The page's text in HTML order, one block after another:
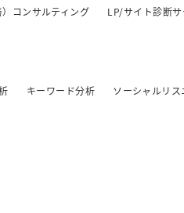
コンサルティング LP/サイト診断サ
キーワード分析 ソーシャルリス